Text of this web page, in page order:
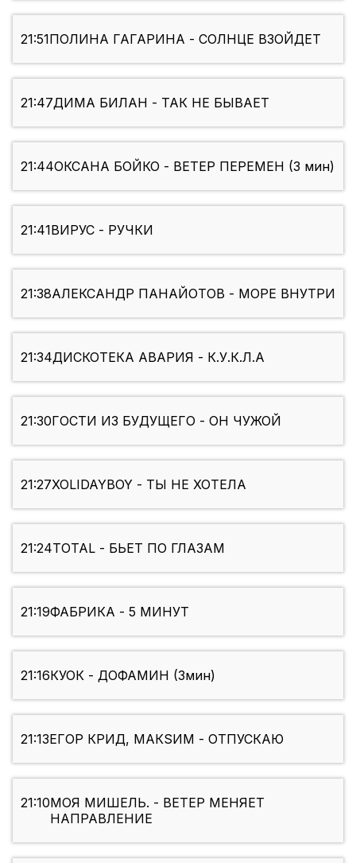
21:51ПОЛИНА ГАГАРИНА - СОЛНЦЕ ВЗОЙДЕТ
21:47ДИМА БИЛАН - ТАК НЕ БЫВАЕТ
21:44ОКСАНА БОЙКО - ВЕТЕР ПЕРЕМЕН (3 мин)
21:41ВИРУС - РУЧКИ
21:38АЛЕКСАНДР ПАНАЙОТОВ - МОРЕ ВНУТРИ
21:34ДИСКОТЕКА АВАРИЯ - К.У.К.Л.А
21:30ГОСТИ ИЗ БУДУЩЕГО - ОН ЧУЖОЙ
21:27XOLIDAYBOY - ТЫ НЕ ХОТЕЛА
21:24TOTAL - БЬЕТ ПО ГЛАЗАМ
21:19ФАБРИКА - 5 МИНУТ
21:16КУОК - ДОФАМИН (3мин)
21:13ЕГОР КРИД, МАКSИМ - ОТПУСКАЮ
21:10МОЯ МИШЕЛЬ. - ВЕТЕР МЕНЯЕТ
НАПРАВЛЕНИЕ